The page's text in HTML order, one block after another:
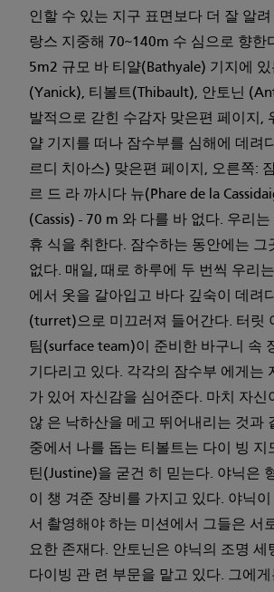
인할 수 있는 지구 표면보다 더 잘 알
랑스 지중해 70~140m 수 심으로 향한
5m2 규모 바 티얄(Bathyale) 기지에 있
(Yanick), 티볼트(Thibault), 안토닌
발적으로 갇힌 수감자 맞은편 페이지,
얄 기지를 떠나 잠수부를 심해에 데려
르디 치아스) 맞은편 페이지, 오른쪽:
르 드 라 까시다 뉴(Phare de la
(Cassis) - 70 m 와 다를 바 없다. 우리
휴 식을 취한다. 잠수하는 동안에는 그
없다. 매일, 때로 하루에 두 번씩 우리
에서 옷을 갈아입고 바다 깊숙이 데려
(turret)으로 미끄러져 들어간다. 터릿
팀(surface team)이 준비한 바구니 속
기다리고 있다. 각각의 잠수부 에게는
가 있어 자신감을 심어준다. 마치 자신
않 은 낙하산을 메고 뛰어내리는 것과
중에서 나를 돕는 티볼트는 다이 빙 지
틴(Justine)을 굳건 히 믿는다. 야닉은
이 챙 겨준 장비를 가지고 있다. 야닉이
서 촬영해야 하는 미션에서 그들은 서
요한 존재다. 안토닌은 야닉의 조명 세
다이빙 관 련 부문을 맡고 있다. 그에